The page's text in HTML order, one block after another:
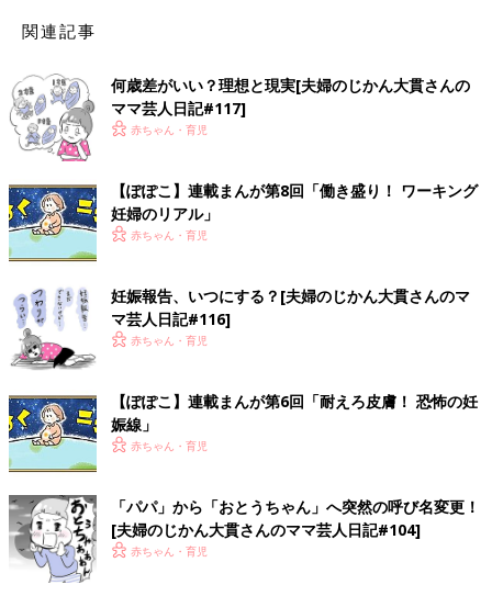
関連記事
何歳差がいい？理想と現実[夫婦のじかん大貫さんの
ママ芸人日記#117]
赤ちゃん・育児
【ぽぽこ】連載まんが第8回「働き盛り！ ワーキング
妊婦のリアル」
赤ちゃん・育児
妊娠報告、いつにする？[夫婦のじかん大貫さんのマ
マ芸人日記#116]
赤ちゃん・育児
【ぽぽこ】連載まんが第6回「耐えろ皮膚！ 恐怖の妊
娠線」
赤ちゃん・育児
「パパ」から「おとうちゃん」へ突然の呼び名変更！
[夫婦のじかん大貫さんのママ芸人日記#104]
赤ちゃん・育児